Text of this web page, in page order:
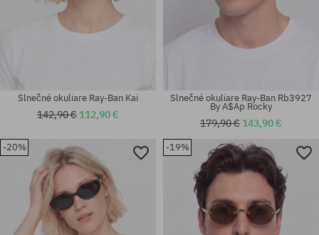
Dostupné veľkosti:
Dostupné veľkosti:
Slnečné okuliare Ray-Ban Kai
142,90 € 112,90 €
Slnečné okuliare Ray-Ban Rb3927
By A$Ap Rocky
179,90 € 143,90 €
-20% -19%